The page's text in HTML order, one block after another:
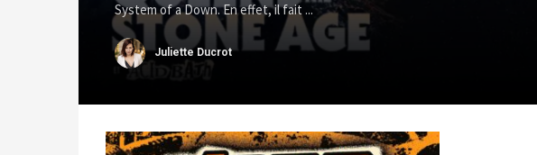
System of a Down. En effet, il fait ...
Juliette Ducrot